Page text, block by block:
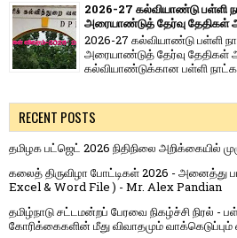
2026-27 கல்வியாண்டு பள்ளி
அரையாண்டுத் தேர்வு தேதிகள்
2026-27 கல்வியாண்டு பள்ளி
அரையாண்டுத் தேர்வு தேதிகள்
கல்வியாண்டுக்கான பள்ளி
RECENT POSTS
தமிழக பட்ஜெட் 2026 நிதிநிலை அறிக்கையில்
கலைத் திருவிழா போட்டிகள் 2026 - அனைத்து
Excel & Word File ) - Mr. Alex Pandian
தமிழ்நாடு சட்டமன்றப் பேரவை நிகழ்ச்சி நிரல் -
கோரிக்கைகளின் மீது விவாதமும் வாக்கெடுப்பும்